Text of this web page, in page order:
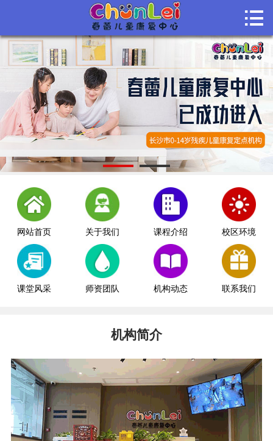
关于我们
课程介绍
课堂风采
师资团队
机构动态
联系我们

网站首页 关于我们 课程介绍 校区环境
课堂风采 师资团队 机构动态 联系我们
机构简介